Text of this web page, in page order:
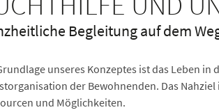
Begleitung auf dem
unseres Konzeptes ist das Leben
der Bewohnenden. Das
und Möglichkeiten.